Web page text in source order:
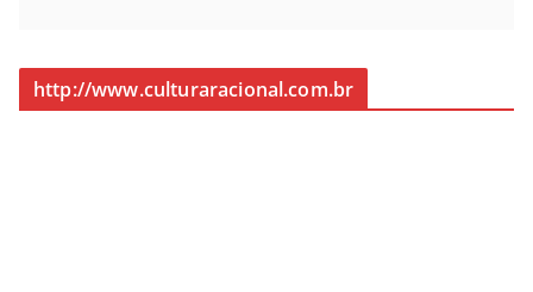
http://www.culturaracional.com.br